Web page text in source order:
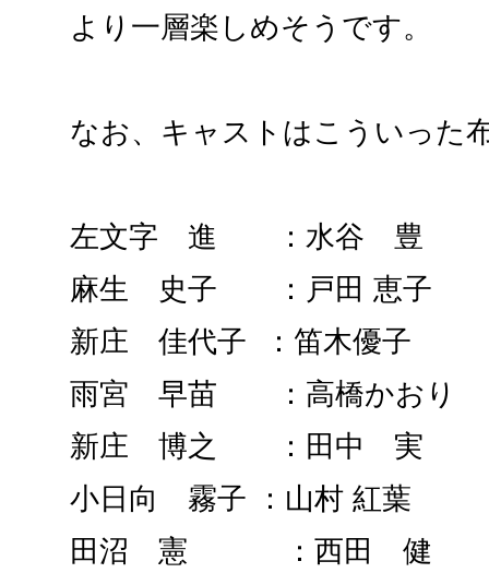
より一層楽しめそうです。
なお、キャストはこういった
左文字 進 ：水谷 豊
麻生 史子 ：戸田 恵子
新庄 佳代子 ：笛木優子
雨宮 早苗 ：高橋かおり
新庄 博之 ：田中 実
小日向 霧子 ：山村 紅葉
田沼 憲 ：西田 健